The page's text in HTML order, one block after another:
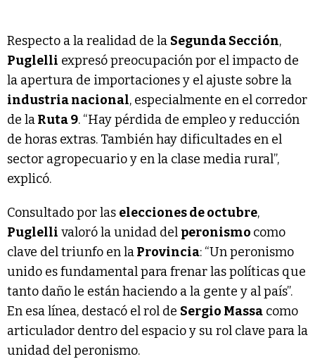
Respecto a la realidad de la Segunda Sección,
Puglelli expresó preocupación por el impacto de
la apertura de importaciones y el ajuste sobre la
industria nacional, especialmente en el corredor
de laRuta 9. “Hay pérdida de empleo y reducción
de horas extras. También hay dificultades en el
sector agropecuario y en la clase media rural”,
explicó.
Consultado por las elecciones de octubre,
Puglelli valoró la unidad del peronismo como
clave del triunfo en laProvincia: “Un peronismo
unido es fundamental para frenar las políticas que
tanto daño le están haciendo a la gente y al país”.
En esa línea, destacó el rol de Sergio Massa como
articulador dentro del espacio y su rol clave para la
unidad del peronismo.